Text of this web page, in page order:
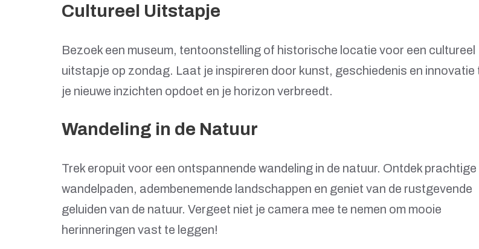
Cultureel Uitstapje
Bezoek een museum, tentoonstelling of historische locatie voor een cultureel
uitstapje op zondag. Laat je inspireren door kunst, geschiedenis en innovatie
je nieuwe inzichten opdoet en je horizon verbreedt.
Wandeling in de Natuur
Trek eropuit voor een ontspannende wandeling in de natuur. Ontdek prachtige
wandelpaden, adembenemende landschappen en geniet van de rustgevende
geluiden van de natuur. Vergeet niet je camera mee te nemen om mooie
herinneringen vast te leggen!